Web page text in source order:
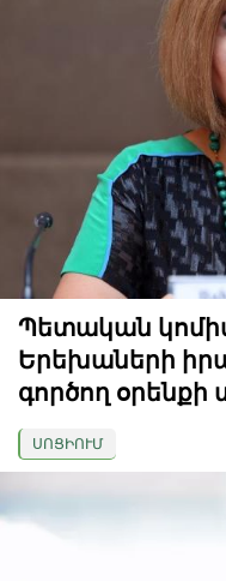
Պետական
Երեխաների
գործող
ՍՈՑԻՈՒՄ